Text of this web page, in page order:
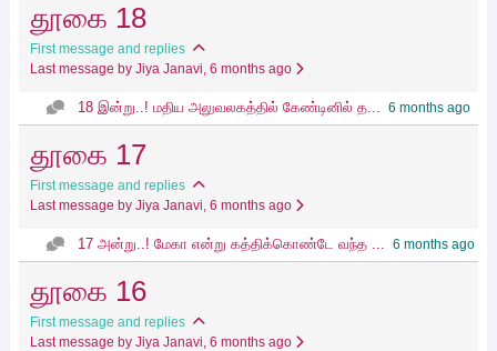
தூகை 18
First message and replies
Last message by Jiya Janavi, 6 months ago
18 இன்று..! மதிய அலுவலகத்தில் கேண்டினில் த... 6 months ago
தூகை 17
First message and replies
Last message by Jiya Janavi, 6 months ago
17 அன்று..! மேகா என்று கத்திக்கொண்டே வந்த ... 6 months ago
தூகை 16
First message and replies
Last message by Jiya Janavi, 6 months ago